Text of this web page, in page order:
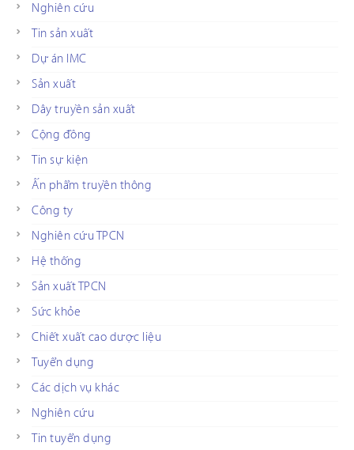
Nghiên cứu
Tin sản xuất
Dự án IMC
Sản xuất
Dây truyền sản xuất
Cộng đồng
Tin sự kiện
Ấn phẩm truyền thông
Công ty
Nghiên cứu TPCN
Hệ thống
Sản xuất TPCN
Sức khỏe
Chiết xuất cao dược liệu
Tuyển dụng
Các dịch vụ khác
Nghiên cứu
Tin tuyển dụng